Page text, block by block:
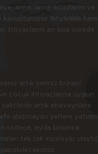
anne, anne adaylarını ve
kavuşturuyor. Böylelikle hem
ihtiyaçlarını en kısa sürede
artık yeriniz burası!
çocuk ihtiyaçlarına uygun
sektörde artık ebeveynlere
ulaşmayan yerlere yatırım
sadece, ayda binlerce
tek tek inceleyip